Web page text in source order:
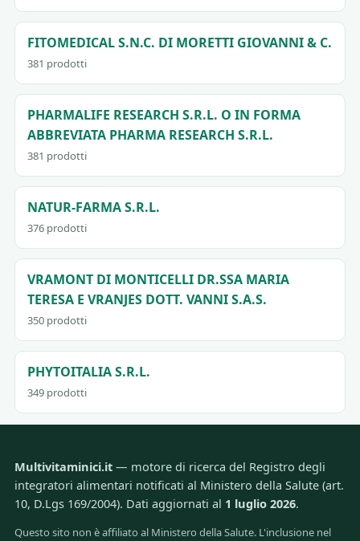
FITOMEDICAL S.N.C. DI MORETTI GIOVANNI & C.
381 prodotti
PHARMALIFE RESEARCH S.R.L. O IN FORMA
ABBREVIATA PHARMA RESEARCH S.R.L.
381 prodotti
NATUR-FARMA S.R.L.
376 prodotti
VRAMONT DI MONTICELLI DR.SSA MARIA
TERESA E VRANJES DOTT. VANNI S.A.S.
350 prodotti
PHYTOITALIA S.R.L.
349 prodotti
Multivitaminici.it — motore di ricerca del Registro degli
integratori alimentari notificati al Ministero della Salute (art.
10, D.Lgs 169/2004). Dati aggiornati al 1 luglio 2026.
Questo sito non è affiliato al Ministero della Salute. L'inclusione nel